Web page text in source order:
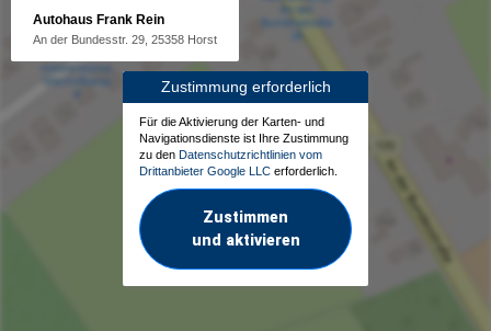
Autohaus Frank Rein
An der Bundesstr. 29, 25358 Horst
Zustimmung erforderlich
Für die Aktivierung der Karten- und
Navigationsdienste ist Ihre Zustimmung
zu den Datenschutzrichtlinien vom
Drittanbieter Google LLC erforderlich.
Zustimmen
und aktivieren